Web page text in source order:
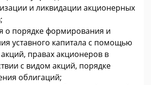
и ликвидации акционерных
о порядке формирования и
уставного капитала с помощью
правах акционеров в
с видом акций, порядке
облигаций;